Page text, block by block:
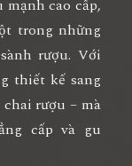
cao cấp,
trong những
rượu. Với
thiết kế sang
rượu – mà
cấp và gu